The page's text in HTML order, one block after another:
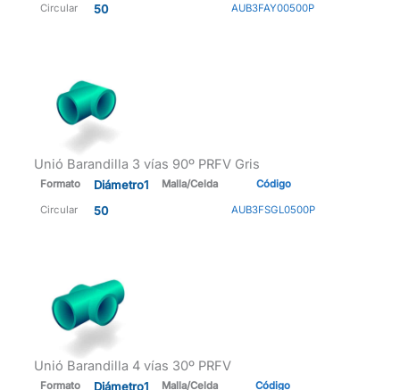
Circular 50 AUB3FAY00500P
Unió Barandilla 3 vías 90º PRFV Gris
Formato Diámetro1 Malla/Celda Código
Circular 50 AUB3FSGL0500P
Unió Barandilla 4 vías 30º PRFV
Formato Diámetro1 Malla/Celda Código